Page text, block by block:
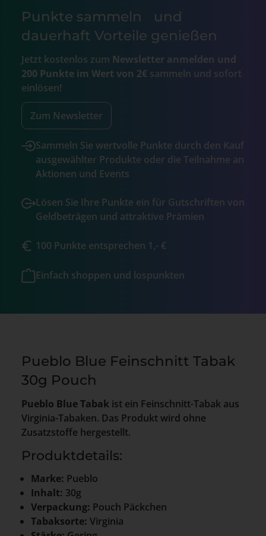
Punkte sammeln und
dauerhaft Vorteile genießen
Jetzt kostenlos zum Newsletter anmelden und
200 Punkte im Wert von 2€ sammeln und sofort
einlösen!
Zum Newsletter
Sammeln Sie wertvolle Punkte durch den Kauf
ausgewählter Produkte oder die Teilnahme an
Aktionen und Events
Lösen Sie Ihre Punkte ein für Gutschriften von
Geldbeträgen und attraktive Prämien
100 Punkte entsprechen 1,- €
Einfach shoppen und lospunkten
Pueblo Blue Feinschnitt Tabak
30g Pouch
Pueblo Blue Tabak ist ein Feinschnitt-Tabak aus
Virginia-Tabaken. Das Produkt wird ohne
Zusatzstoffe hergestellt.
Produktdetails:
Marke: Pueblo
Inhalt: 30g
Verpackung: Pouch Päckchen
Tabaksorte: Virginia